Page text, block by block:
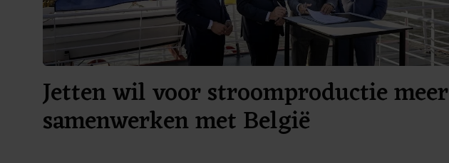
Jetten wil voor stroomproductie meer
samenwerken met België